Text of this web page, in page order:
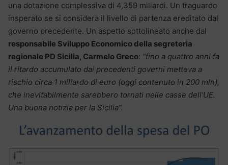
una dotazione complessiva di 4,359 miliardi. Un traguardo
insperato se si considera il livello di partenza ereditato dal
governo precedente. Un aspetto sottolineato anche dal
responsabile Sviluppo Economico della segreteria
regionale PD Sicilia, Carmelo Greco: “fino a quattro anni fa
il ritardo accumulato dai precedenti governi metteva a
rischio circa 1 miliardo di euro (oggi contenuto in 200 mln),
che inevitabilmente sarebbero tornati nelle casse dell’UE.
Una buona notizia per la Sicilia”.